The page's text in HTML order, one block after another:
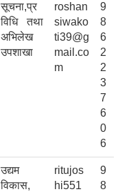
सूचना,प्र
विधि तथा
अभिलेख
उपशाखा
roshan
siwako
ti39@g
mail.co
m
9
8
6
2
2
3
7
6
0
6
उद्यम
विकास,
ritujos
hi551
9
8